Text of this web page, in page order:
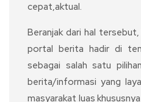
cepat,aktual.
Beranjak dari hal tersebut,
portal berita hadir di
sebagai salah satu
berita/informasi yang
masyarakat luas